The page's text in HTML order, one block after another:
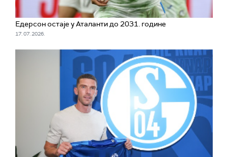
Едерсон остаје у Аталанти до 2031. године
17. 07. 2026.